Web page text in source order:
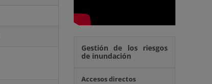
Gestión de los riesgos
de inundación
Accesos directos